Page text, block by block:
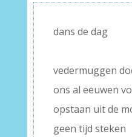
dans de dag
vedermuggen
ons al eeuwen
opstaan uit de
geen tijd steken